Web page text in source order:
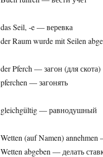
das Seil, -e — веревка
der Raum wurde mit Seilen
der Pferch — загон (для скота)
pferchen — загонять
gleichgültig — равнодушный
Wetten (auf Namen)
Wetten abgeben — делать